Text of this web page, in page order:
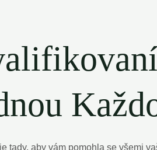
tady, aby vám pomohla se všemi